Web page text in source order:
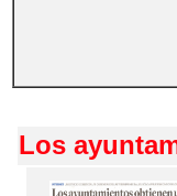
Los